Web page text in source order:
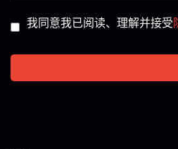
Consent *
我同意我已阅读、理解并接受